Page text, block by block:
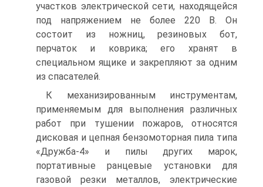
участков электрической сети, находящейся
под напряжением не более 220 В. Он
состоит из ножниц, резиновых бот,
перчаток и коврика; его хранят в
специальном ящике и закрепляют за одним
из спасателей.
К механизированным инструментам,
применяемым для выполнения различных
работ при тушении пожаров, относятся
дисковая и цепная бензомоторная пила типа
«Дружба-4» и пилы других марок,
портативные ранцевые установки для
газовой резки металлов, электрические